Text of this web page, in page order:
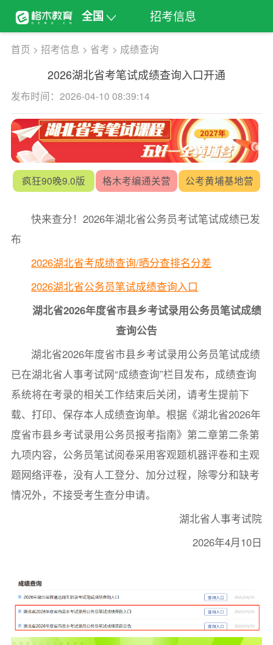
全国 招考信息
首页 > 招考信息 > 省考 > 成绩查询
2026湖北省考笔试成绩查询入口开通
发布时间：2026-04-10 08:39:14
疯狂90晚9.0版 格木考编通关营 公考黄埔基地营
快来查分！2026年湖北省公务员考试笔试成绩已发
布
2026湖北省考成绩查询/晒分查排名分差
2026湖北省公务员笔试成绩查询入口
湖北省2026年度省市县乡考试录用公务员笔试成绩
查询公告
湖北省2026年度省市县乡考试录用公务员笔试成绩
已在湖北省人事考试网“成绩查询”栏目发布，成绩查询
系统将在考录的相关工作结束后关闭，请考生提前下
载、打印、保存本人成绩查询单。根据《湖北省2026年
度省市县乡考试录用公务员报考指南》第二章第二条第
九项内容，公务员笔试阅卷采用客观题机器评卷和主观
题网络评卷，没有人工登分、加分过程，除零分和缺考
情况外，不接受考生查分申请。
湖北省人事考试院
2026年4月10日